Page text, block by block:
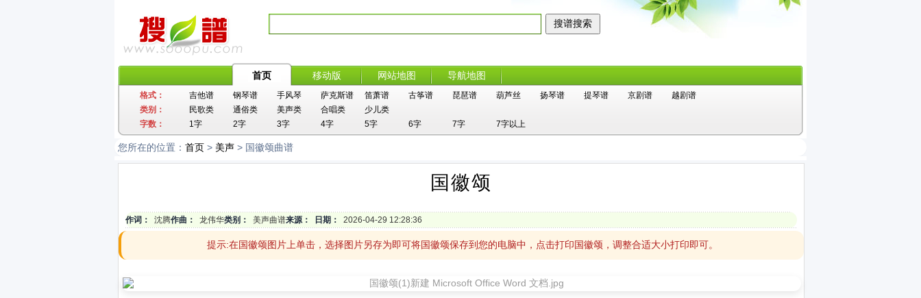
首页 移动版 网站地图 导航地图
格式： 吉他谱 钢琴谱 手风琴 萨克斯谱 笛萧谱 古筝谱 琵琶谱 葫芦丝 扬琴谱 提琴谱 京剧谱
越剧谱
类别：
民歌类 通俗类 美声类 合唱类
少儿类
字数：
1字 2字 3字 4字 5字 6字 7字 7字以上
您所在的位置： 首页 > 美声 > 国徽颂曲谱
国徽颂
作词： 沈腾作曲： 龙伟华类别： 美声曲谱来源： 日期： 2026-04-29 12:28:36
提示:在国徽颂图片上单击，选择图片另存为即可将国徽颂保存到您的电脑中，点击打印国徽颂，调整合适大小打印即可。